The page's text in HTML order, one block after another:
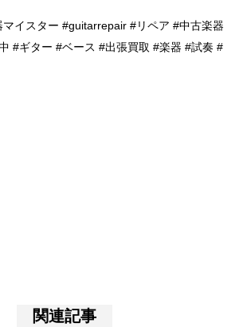
イスター #guitarrepair #リペア #中古楽器
#ギター #ベース #出張買取 #楽器 #試奏 #
関連記事